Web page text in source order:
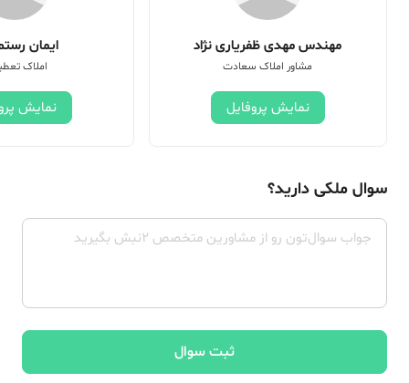
مهندس مهدی ظفریاری نژاد
مشاور املاک سعادت
نمایش پروفایل
ایمان
املاک
نمایش
سوال ملکی دارید؟
ثبت سوال